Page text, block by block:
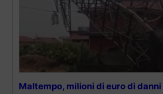
Maltempo, milioni di euro di danni